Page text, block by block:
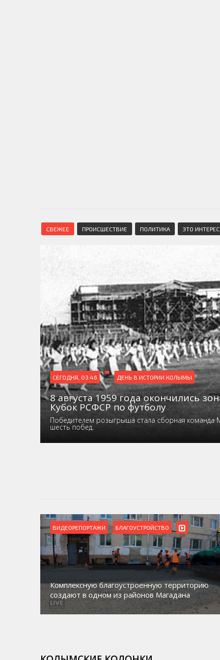
СВЕЖЕЕ ПРОИСШЕСТВИЕ ПОЛИТИКА ЭТО
СЕГОДНЯ, 03:46 ДЕНЬ В ИСТОРИИ КОЛЫМЫ
8 августа 1959 года окончились
Кубок РСФСР по футболу
Победителем розыгрыша стала сборная команда
шесть побед.
ВИДЕОРЕПОРТАЖИ БЛАГОУСТРОЙСТВО
Комплексную благоустроенную территорию
создают в одном из районов Магадана